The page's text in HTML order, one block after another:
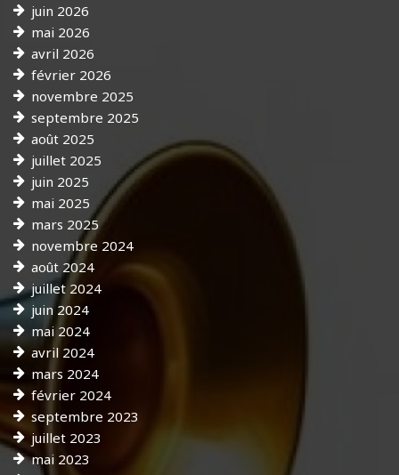
juin 2026
mai 2026
avril 2026
février 2026
novembre 2025
septembre 2025
août 2025
juillet 2025
juin 2025
mai 2025
mars 2025
novembre 2024
août 2024
juillet 2024
juin 2024
mai 2024
avril 2024
mars 2024
février 2024
septembre 2023
juillet 2023
mai 2023